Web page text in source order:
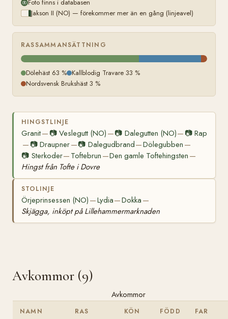
Foto finns i databasen
Jakson II (NO) — förekommer mer än en gång (linjeavel)
RASSAMMANSÄTTNING
Dölehäst 63 % Kallblodig Travare 33 %
Nordsvensk Brukshäst 3 %
HINGSTLINJE
Granit— 📷Veslegutt (NO) —📷 Dalegutten (NO)— 📷Rap
— 📷Draupner—📷 Dalegudbrand—Dölegubben —
📷 Sterkoder— Toftebrun —Den gamle Toftehingsten —
Hingst från Tofte i Dovre
STOLINJE
Örjeprinsessen (NO) —Lydia—Dokka —
Skjägga, inköpt på Lillehammermarknaden
Avkommor (9)
Avkommor
NAMN RAS KÖN FÖDD FAR